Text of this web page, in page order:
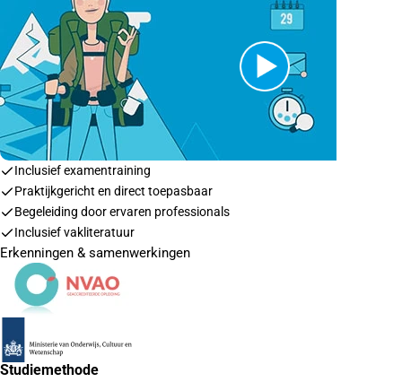
Inclusief examentraining
Praktijkgericht en direct toepasbaar
Begeleiding door ervaren professionals
Inclusief vakliteratuur
Erkenningen & samenwerkingen
Studiemethode